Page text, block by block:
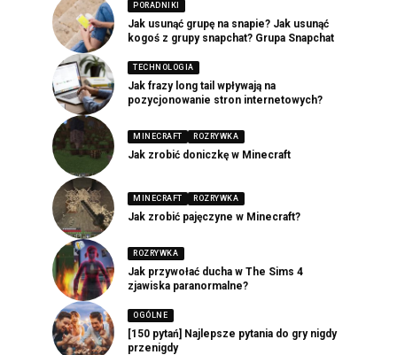
PORADNIKI
Jak usunąć grupę na snapie? Jak usunąć
kogoś z grupy snapchat? Grupa Snapchat
TECHNOLOGIA
Jak frazy long tail wpływają na
pozycjonowanie stron internetowych?
MINECRAFT ROZRYWKA
Jak zrobić doniczkę w Minecraft
MINECRAFT ROZRYWKA
Jak zrobić pajęczyne w Minecraft?
ROZRYWKA
Jak przywołać ducha w The Sims 4
zjawiska paranormalne?
OGÓLNE
[150 pytań] Najlepsze pytania do gry nigdy
przenigdy